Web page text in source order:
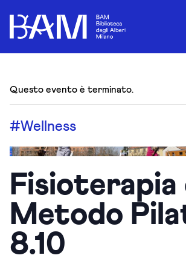
Questo evento è terminato.
#Wellness
Fisioterapia
Metodo
8.10